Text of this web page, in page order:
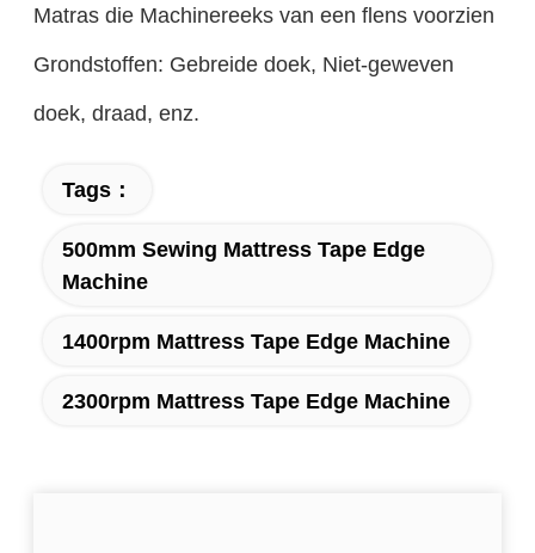
Matras die Machinereeks van een flens voorzien
Grondstoffen: Gebreide doek, Niet-geweven
doek, draad, enz.
Tags：
500mm Sewing Mattress Tape Edge
Machine
1400rpm Mattress Tape Edge Machine
2300rpm Mattress Tape Edge Machine